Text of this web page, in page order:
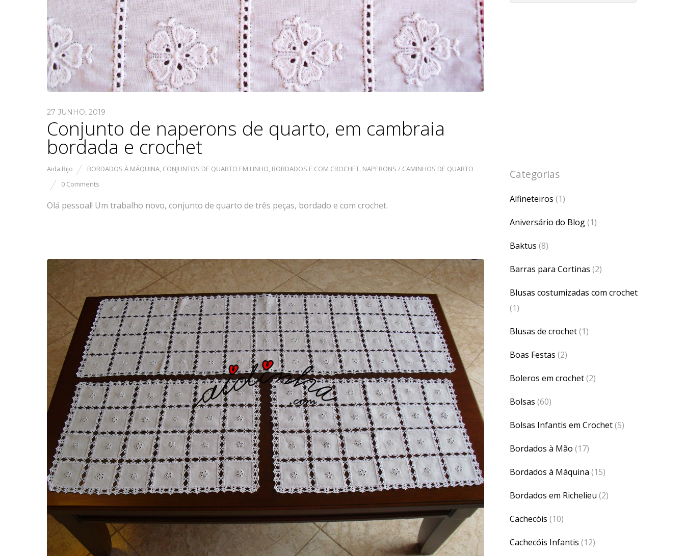
27 JUNHO, 2019
Conjunto de naperons de quarto, em cambraia
bordada e crochet
Aida Rijo BORDADOS À MÁQUINA, CONJUNTOS DE QUARTO EM LINHO, BORDADOS E COM CROCHET, NAPERONS / CAMINHOS DE QUARTO
0 Comments
Olá pessoal! Um trabalho novo, conjunto de quarto de três peças, bordado e com crochet.
Categorias
Alfineteiros (1)
Aniversário do Blog(1)
Baktus (8)
Barras para Cortinas (2)
Blusas costumizadas com crochet
(1)
Blusas de crochet(1)
Boas Festas (2)
Boleros em crochet(2)
Bolsas (60)
Bolsas Infantis em Crochet(5)
Bordados à Mão (17)
Bordados à Máquina (15)
Bordados em Richelieu (2)
Cachecóis (10)
Cachecóis Infantis (12)